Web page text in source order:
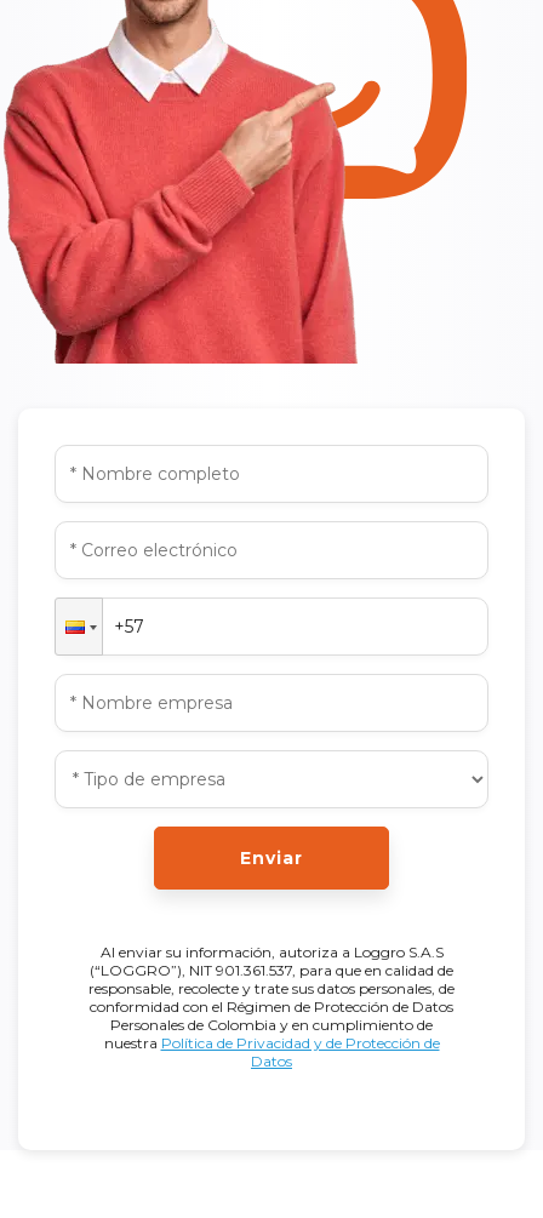
Enviar
Al enviar su información, autoriza a Loggro S.A.S
(“LOGGRO”), NIT 901.361.537, para que en calidad de
responsable, recolecte y trate sus datos personales, de
conformidad con el Régimen de Protección de Datos
Personales de Colombia y en cumplimiento de
nuestra Política de Privacidad y de Protección de
Datos